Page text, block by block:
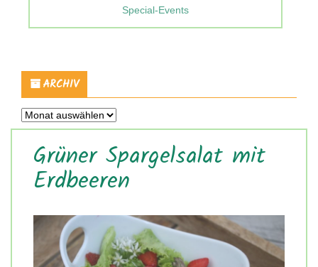
Special-Events
ARCHIV
Archiv
Grüner Spargelsalat mit
Erdbeeren